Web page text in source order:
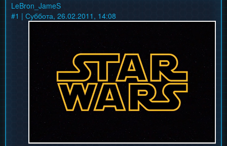
LeBron_JameS
#1 | Суббота, 26.02.2011, 14:08